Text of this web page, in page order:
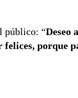
público: “Deseo
felices, porque